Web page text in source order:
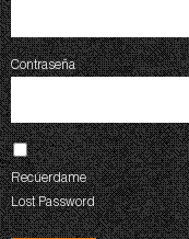
Contraseña
Recúerdame
Lost Password